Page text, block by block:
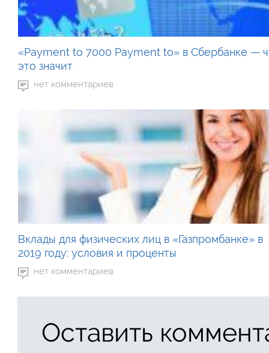
«Payment to 7000 Payment to» в Сбербанке —
это значит
нет комментариев
Вклады для физических лиц в «Газпромбанке» в
2019 году: условия и проценты
нет комментариев
Оставить